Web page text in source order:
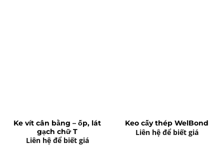
Ke vít cân bằng – ốp, lát
gạch chữ T
Liên hệ để biết giá
Keo cấy thép WelBond
Liên hệ để biết giá